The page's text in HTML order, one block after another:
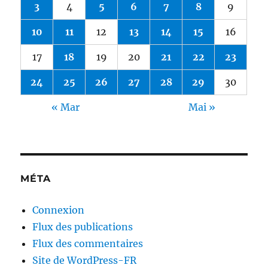
3 4 5 6 7 8 9
10 11 12 13 14 15 16
17 18 19 20 21 22 23
24 25 26 27 28 29 30
« Mar Mai »
MÉTA
Connexion
Flux des publications
Flux des commentaires
Site de WordPress-FR